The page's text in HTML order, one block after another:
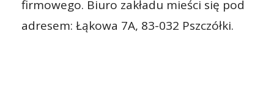
firmowego. Biuro zakładu mieści się pod
adresem: Łąkowa 7A, 83-032 Pszczółki.